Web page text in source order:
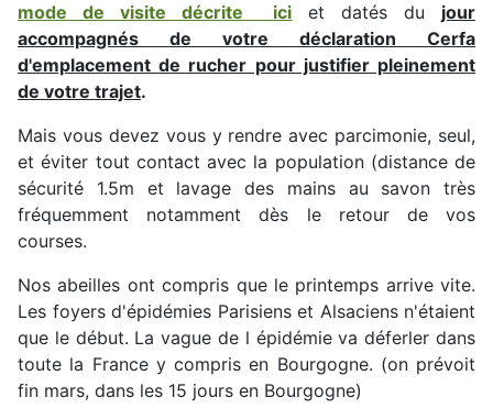
mode de visite décrite ici et datés du jour
accompagnés de votre déclaration Cerfa
d'emplacement de rucher pour justifier pleinement
de votre trajet.
Mais vous devez vous y rendre avec parcimonie, seul,
et éviter tout contact avec la population (distance de
sécurité 1.5m et lavage des mains au savon très
fréquemment notamment dès le retour de vos
courses.
Nos abeilles ont compris que le printemps arrive vite.
Les foyers d'épidémies Parisiens et Alsaciens n'étaient
que le début. La vague de l épidémie va déferler dans
toute la France y compris en Bourgogne. (on prévoit
fin mars, dans les 15 jours en Bourgogne)